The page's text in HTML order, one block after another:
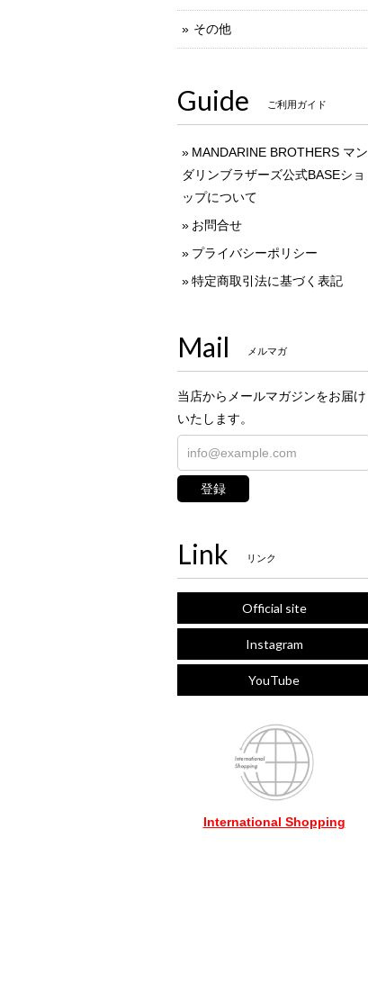
その他
Guide ご利用ガイド
MANDARINE BROTHERS マン
ダリンブラザーズ公式BASEショ
ップについて
お問合せ
プライバシーポリシー
特定商取引法に基づく表記
Mail メルマガ
当店からメールマガジンをお届け
いたします。
登録
Link リンク
Official site
Instagram
YouTube
International Shopping